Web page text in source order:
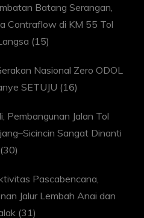
Batang Serangan,
Contraflow di KM 55 Tol
(15)
Nasional Zero ODOL
SETUJU (16)
Pembangunan Jalan Tol
Sangat Dinanti
(30)
Pascabencana,
Jalur Lembah Anai dan
(31)